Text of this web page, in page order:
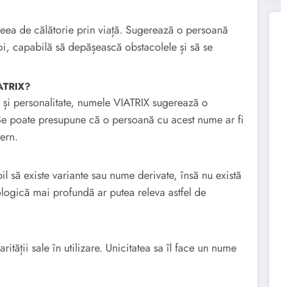
de călătorie prin viață. Sugerează o persoană
capabilă să depășească obstacolele și să se
personalitate, numele VIATRIX sugerează o
poate presupune că o persoană cu acest nume ar fi
existe variante sau nume derivate, însă nu există
mai profundă ar putea releva astfel de
sale în utilizare. Unicitatea sa îl face un nume